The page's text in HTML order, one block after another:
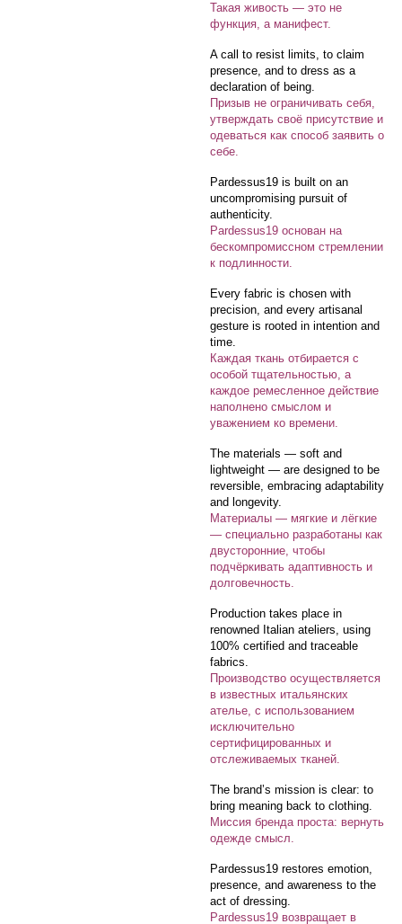
Такая живость — это не
функция, а манифест.
A call to resist limits, to claim
presence, and to dress as a
declaration of being.
Призыв не ограничивать себя,
утверждать своё присутствие и
одеваться как способ заявить о
себе.
Pardessus19 is built on an
uncompromising pursuit of
authenticity.
Pardessus19 основан на
бескомпромиссном стремлении
к подлинности.
Every fabric is chosen with
precision, and every artisanal
gesture is rooted in intention and
time.
Каждая ткань отбирается с
особой тщательностью, а
каждое ремесленное действие
наполнено смыслом и
уважением ко времени.
The materials — soft and
lightweight — are designed to be
reversible, embracing adaptability
and longevity.
Материалы — мягкие и лёгкие
— специально разработаны как
двусторонние, чтобы
подчёркивать адаптивность и
долговечность.
Production takes place in
renowned Italian ateliers, using
100% certified and traceable
fabrics.
Производство осуществляется
в известных итальянских
ателье, с использованием
исключительно
сертифицированных и
отслеживаемых тканей.
The brand’s mission is clear: to
bring meaning back to clothing.
Миссия бренда проста: вернуть
одежде смысл.
Pardessus19 restores emotion,
presence, and awareness to the
act of dressing.
Pardessus19 возвращает в